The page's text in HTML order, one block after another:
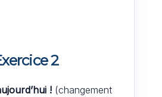
2
! (changement